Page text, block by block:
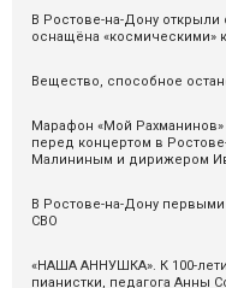
В Ростове-на-Дону
оснащёна «космическими»
Вещество, способное
Марафон «Мой
перед концертом в
Малининым и дирижером
В Ростове-на-Дону
СВО
«НАША АННУШКА». К 100-
пианистки, педагога Анны